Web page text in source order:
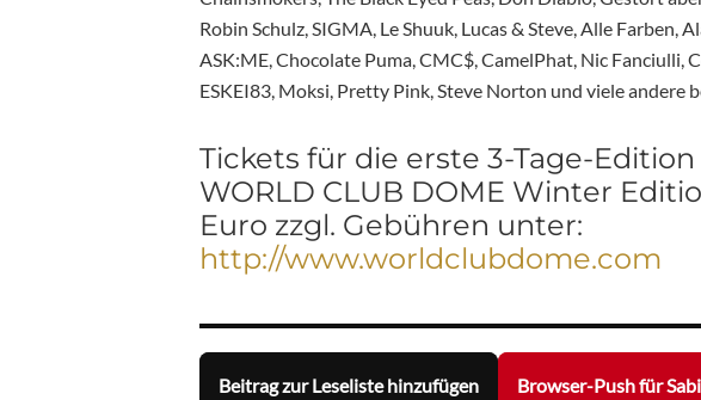
Robin Schulz, SIGMA, Le Shuuk, Lucas & Steve, Alle Farben,
ASK:ME, Chocolate Puma, CMC$, CamelPhat, Nic Fanciulli,
ESKEI83, Moksi, Pretty Pink, Steve Norton und viele andere
Tickets für die erste 3-Tage-
WORLD CLUB DOME Winter
Euro zzgl. Gebühren unter:
http://www.worldclubdome.com
Beitrag zur Leseliste hinzufügen Browser-Push für